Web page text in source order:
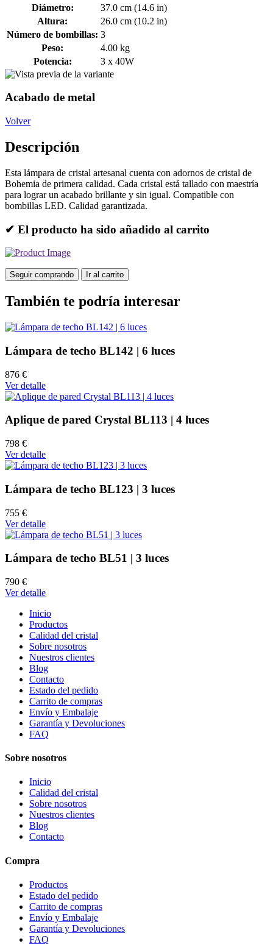
Diámetro:
37.0 cm (14.6 in)
Altura:
26.0 cm (10.2 in)
Número de bombillas: 3
Peso:
4.00 kg
Potencia:
3 x 40W
Acabado de metal
Volver
Descripción
Esta lámpara de cristal artesanal cuenta con adornos de cristal de
Bohemia de primera calidad. Cada cristal está tallado con maestría
para lograr un acabado brillante y sin igual. Compatible con
bombillas LED. Calidad garantizada.
✔ El producto ha sido añadido al carrito
Seguir comprando Ir al carrito
También te podría interesar
Lámpara de techo BL142 | 6 luces
876 €
Ver detalle
Aplique de pared Crystal BL113 | 4 luces
798 €
Ver detalle
Lámpara de techo BL123 | 3 luces
755 €
Ver detalle
Lámpara de techo BL51 | 3 luces
790 €
Ver detalle
Inicio
Productos
Calidad del cristal
Sobre nosotros
Nuestros clientes
Blog
Contacto
Estado del pedido
Carrito de compras
Envío y Embalaje
Garantía y Devoluciones
FAQ
Sobre nosotros
Inicio
Calidad del cristal
Sobre nosotros
Nuestros clientes
Blog
Contacto
Compra
Productos
Estado del pedido
Carrito de compras
Envío y Embalaje
Garantía y Devoluciones
FAQ